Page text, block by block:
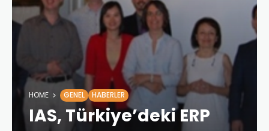
HOME GENEL HABERLER
IAS, Türkiye’deki ERP